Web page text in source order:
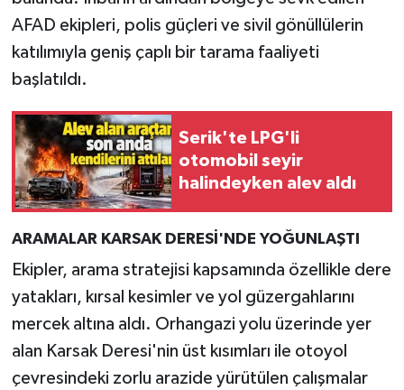
AFAD ekipleri, polis güçleri ve sivil gönüllülerin
katılımıyla geniş çaplı bir tarama faaliyeti
başlatıldı.
Serik'te LPG'li
otomobil seyir
halindeyken alev aldı
ARAMALAR KARSAK DERESİ'NDE YOĞUNLAŞTI
Ekipler, arama stratejisi kapsamında özellikle dere
yatakları, kırsal kesimler ve yol güzergahlarını
mercek altına aldı. Orhangazi yolu üzerinde yer
alan Karsak Deresi'nin üst kısımları ile otoyol
çevresindeki zorlu arazide yürütülen çalışmalar